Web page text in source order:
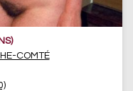
COMTÉ